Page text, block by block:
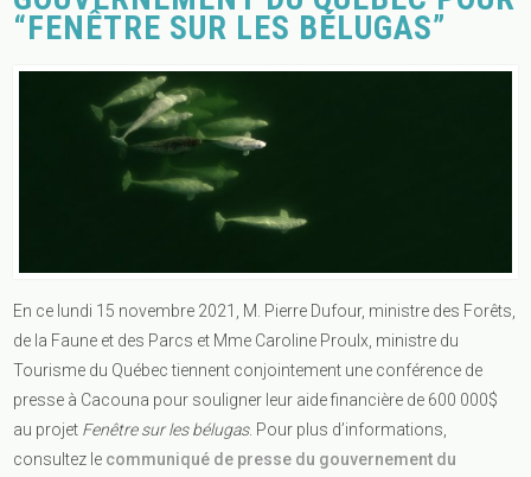
“FENÊTRE SUR LES BÉLUGAS”
En ce lundi 15 novembre 2021, M. Pierre Dufour, ministre des Forêts,
de la Faune et des Parcs et Mme Caroline Proulx, ministre du
Tourisme du Québec tiennent conjointement une conférence de
presse à Cacouna pour souligner leur aide financière de 600 000$
au projet Fenêtre sur les bélugas. Pour plus d’informations,
consultez le communiqué de presse du gouvernement du